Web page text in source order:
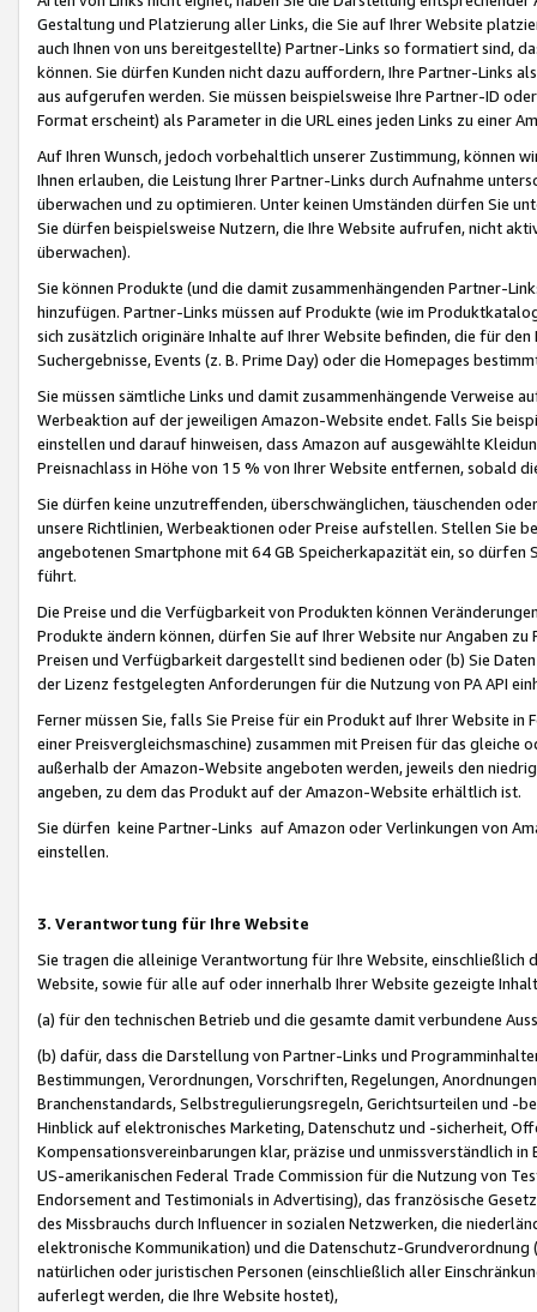
Gestaltung und Platzierung aller Links, die Sie auf Ihrer Website
auch Ihnen von uns bereitgestellte) Partner-Links so formatiert sind,
können. Sie dürfen Kunden nicht dazu auffordern, Ihre Partner-Links
aus aufgerufen werden. Sie müssen beispielsweise Ihre Partner-ID
Format erscheint) als Parameter in die URL eines jeden Links zu einer
Auf Ihren Wunsch, jedoch vorbehaltlich unserer Zustimmung, können
Ihnen erlauben, die Leistung Ihrer Partner-Links durch Aufnahme
überwachen und zu optimieren. Unter keinen Umständen dürfen Sie
Sie dürfen beispielsweise Nutzern, die Ihre Website aufrufen, nicht
überwachen).
Sie können Produkte (und die damit zusammenhängenden Partner-
hinzufügen. Partner-Links müssen auf Produkte (wie im
sich zusätzlich originäre Inhalte auf Ihrer Website befinden, die für
Suchergebnisse, Events (z. B. Prime Day) oder die Homepages
Sie müssen sämtliche Links und damit zusammenhängende
Werbeaktion auf der jeweiligen Amazon-Website endet. Falls Sie
einstellen und darauf hinweisen, dass Amazon auf ausgewählte
Preisnachlass in Höhe von 15 % von Ihrer Website entfernen, sobald
Sie dürfen keine unzutreffenden, überschwänglichen, täuschenden
unsere Richtlinien, Werbeaktionen oder Preise aufstellen. Stellen Sie
angebotenen Smartphone mit 64 GB Speicherkapazität ein, so dürfen
führt.
Die Preise und die Verfügbarkeit von Produkten können
Produkte ändern können, dürfen Sie auf Ihrer Website nur Angaben
Preisen und Verfügbarkeit dargestellt sind bedienen oder (b) Sie
der Lizenz festgelegten Anforderungen für die Nutzung von PA API
Ferner müssen Sie, falls Sie Preise für ein Produkt auf Ihrer Website
einer Preisvergleichsmaschine) zusammen mit Preisen für das
außerhalb der Amazon-Website angeboten werden, jeweils den
angeben, zu dem das Produkt auf der Amazon-Website erhältlich ist.
Sie dürfen keine Partner-Links auf Amazon oder Verlinkungen von
einstellen.
3. Verantwortung für Ihre Website
Sie tragen die alleinige Verantwortung für Ihre Website,
Website, sowie für alle auf oder innerhalb Ihrer Website gezeigte
(a) für den technischen Betrieb und die gesamte damit verbundene
(b) dafür, dass die Darstellung von Partner-Links und
Bestimmungen, Verordnungen, Vorschriften, Regelungen,
Branchenstandards, Selbstregulierungsregeln, Gerichtsurteilen und -
Hinblick auf elektronisches Marketing, Datenschutz und -sicherheit,
Kompensationsvereinbarungen klar, präzise und unmissverständlich
US-amerikanischen Federal Trade Commission für die Nutzung von
Endorsement and Testimonials in Advertising), das französische
des Missbrauchs durch Influencer in sozialen Netzwerken, die
elektronische Kommunikation) und die Datenschutz-
natürlichen oder juristischen Personen (einschließlich aller
auferlegt werden, die Ihre Website hostet),